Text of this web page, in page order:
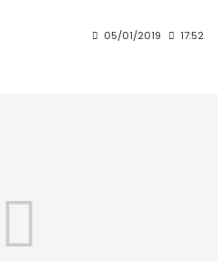
05/01/2019 17:52